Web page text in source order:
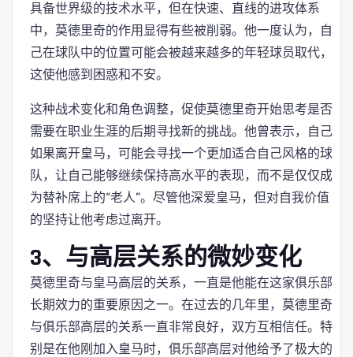
具备世界级的技术水平，但在快速、直线的进攻体系
中，莫德里奇的作用显得有些被削弱。他一度认为，自
己在球队中的位置可能会被越来越多的年轻球员取代，
这使他感到困惑和不安。
这种战术变化和角色调整，促使莫德里奇开始思考是否
需要在职业生涯的后期寻找新的挑战。他曾表示，自己
如果离开皇马，可能会寻找一个更加适合自己风格的球
队，让自己能够继续保持高水平的表现，而不是仅仅成
为替补席上的“老人”。尽管他深爱皇马，但对自我价值
的坚持让他考虑过离开。
3、与高层关系的微妙变化
莫德里奇与皇马高层的关系，一直是他能在这家俱乐部
长期效力的重要原因之一。在过去的几年里，莫德里奇
与俱乐部高层的关系一直非常良好，双方互相信任。特
别是在他刚加入皇马时，俱乐部高层对他给予了极大的